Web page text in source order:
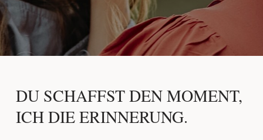
DU SCHAFFST DEN MOMENT,
ICH DIE ERINNERUNG.